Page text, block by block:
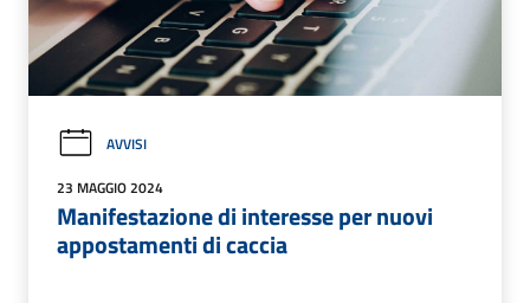
AVVISI
23 MAGGIO 2024
Manifestazione di interesse per nuovi
appostamenti di caccia